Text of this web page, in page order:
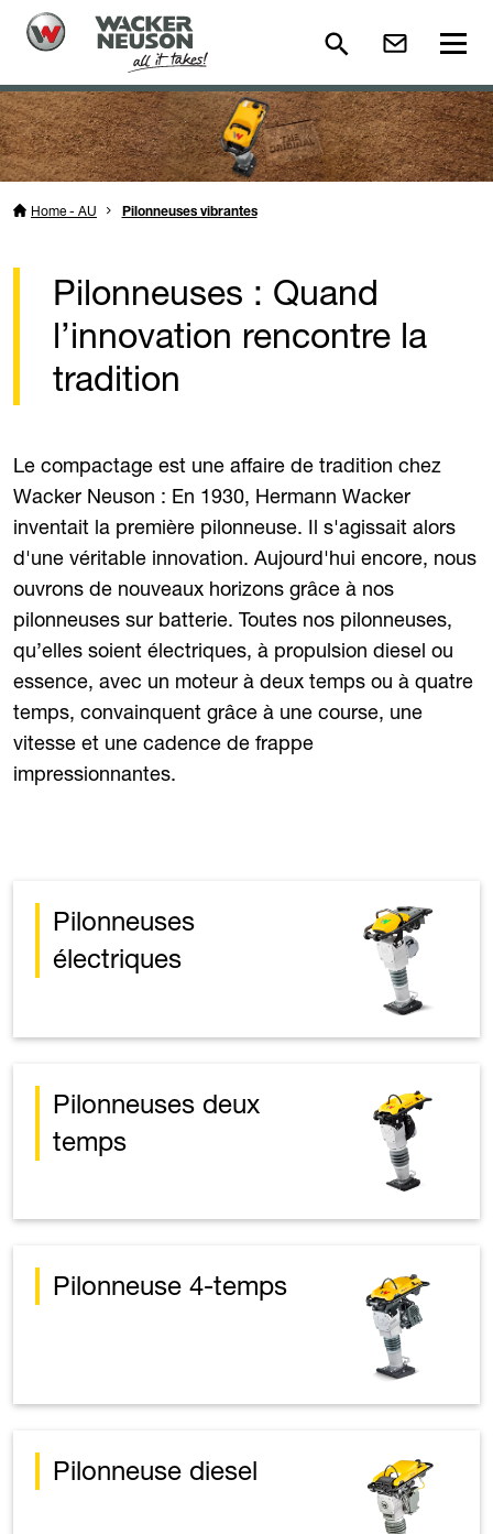
Home - AU Pilonneuses vibrantes
Pilonneuses : Quand
l’innovation rencontre la
tradition
Le compactage est une affaire de tradition chez
Wacker Neuson : En 1930, Hermann Wacker
inventait la première pilonneuse. Il s'agissait alors
d'une véritable innovation. Aujourd'hui encore, nous
ouvrons de nouveaux horizons grâce à nos
pilonneuses sur batterie. Toutes nos pilonneuses,
qu’elles soient électriques, à propulsion diesel ou
essence, avec un moteur à deux temps ou à quatre
temps, convainquent grâce à une course, une
vitesse et une cadence de frappe
impressionnantes.
Pilonneuses
électriques
Pilonneuses deux
temps
Pilonneuse 4-temps
Pilonneuse diesel